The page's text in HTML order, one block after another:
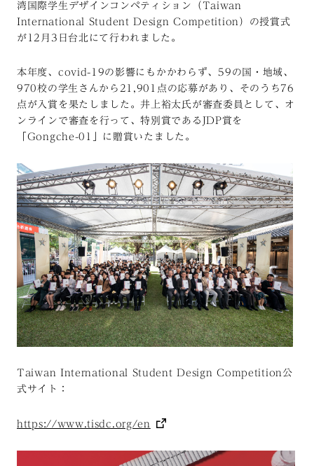
湾国際学生デザインコンペティション（Taiwan
International Student Design Competition）の授賞式
が12月3日台北にて行われました。
本年度、covid-19の影響にもかかわらず、59の国・地域、
970校の学生さんから21,901点の応募があり、そのうち76
点が入賞を果たしました。井上裕太氏が審査委員として、オ
ンラインで審査を行って、特別賞であるJDP賞を
「Gongche-01」に贈賞いたました。
Taiwan International Student Design Competition公
式サイト：
https://www.tisdc.org/en